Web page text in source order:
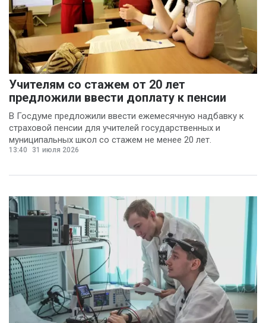
Учителям со стажем от 20 лет
предложили ввести доплату к пенсии
В Госдуме предложили ввести ежемесячную надбавку к
страховой пенсии для учителей государственных и
муниципальных школ со стажем не менее 20 лет.
13:40 31 июля 2026